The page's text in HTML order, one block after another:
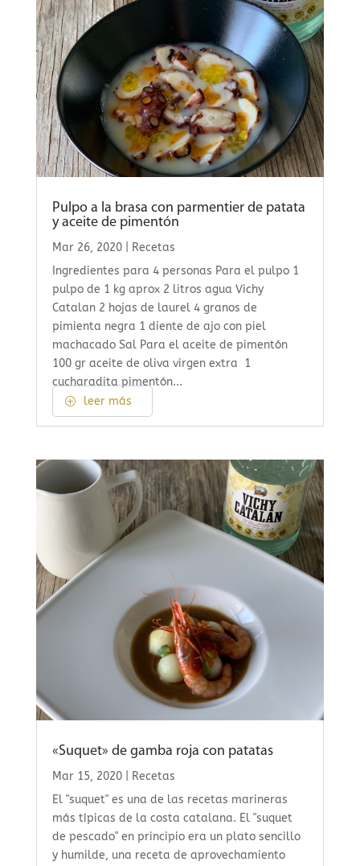
Pulpo a la brasa con parmentier de patata
y aceite de pimentón
Mar 26, 2020|
Recetas
Ingredientes para 4 personas Para el pulpo 1
pulpo de 1 kg aprox 2 litros agua Vichy
Catalan 2 hojas de laurel 4 granos de
pimienta negra 1 diente de ajo con piel
machacado Sal Para el aceite de pimentón
100 gr aceite de oliva virgen extra 1
cucharadita pimentón...
leer más
«Suquet» de gamba roja con patatas
Mar 15, 2020| Recetas
El "suquet" es una de las recetas marineras
más típicas de la costa catalana. El "suquet
de pescado" en principio era un plato sencillo
y humilde, una receta de aprovechamiento